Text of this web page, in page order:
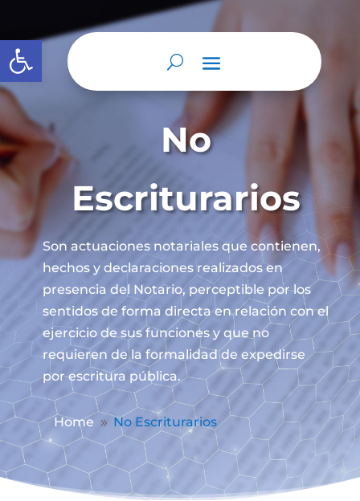
Abrir barra de herramientas
No
Escriturarios
Son actuaciones notariales que contienen,
hechos y declaraciones realizados en
presencia del Notario, perceptible por los
sentidos de forma directa en relación con el
ejercicio de sus funciones y que no
requieren de la formalidad de expedirse
por escritura pública.
Home 9 No Escriturarios